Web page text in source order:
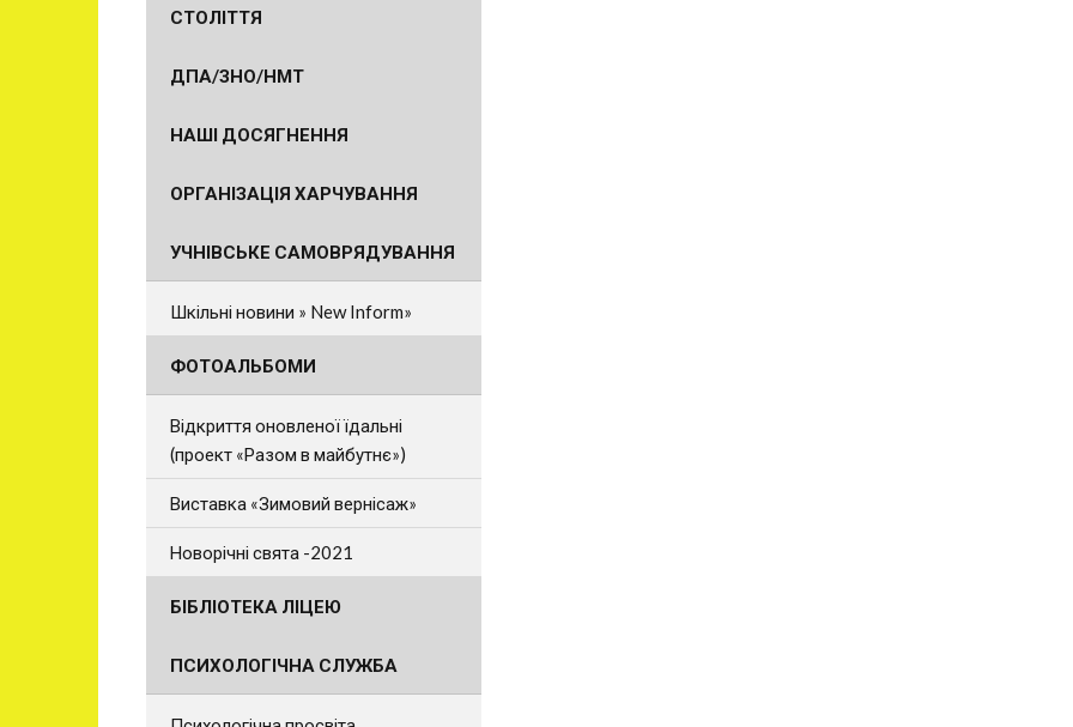
СТОЛІТТЯ
ДПА/ЗНО/НМТ
НАШІ ДОСЯГНЕННЯ
ОРГАНІЗАЦІЯ ХАРЧУВАННЯ
УЧНІВСЬКЕ САМОВРЯДУВАННЯ
Шкільні новини » New Inform»
ФОТОАЛЬБОМИ
Відкриття оновленої їдальні
(проект «Разом в майбутнє»)
Виставка «Зимовий вернісаж»
Новорічні свята -2021
БІБЛІОТЕКА ЛІЦЕЮ
ПСИХОЛОГІЧНА СЛУЖБА